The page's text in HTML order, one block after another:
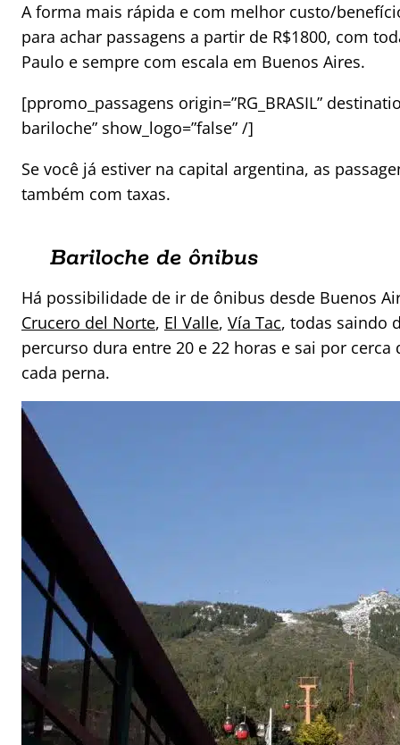
A forma mais rápida e com melhor custo/
para achar passagens a partir de R$1800, com
Paulo e sempre com escala em Buenos Aires.
[ppromo_passagens origin=”RG_BRASIL”
bariloche” show_logo=”false” /]
Se você já estiver na capital argentina, as
também com taxas.
Bariloche de ônibus
Há possibilidade de ir de ônibus desde Buenos
Crucero del Norte, El Valle, Vía Tac, todas saindo
percurso dura entre 20 e 22 horas e sai por cerca
cada perna.